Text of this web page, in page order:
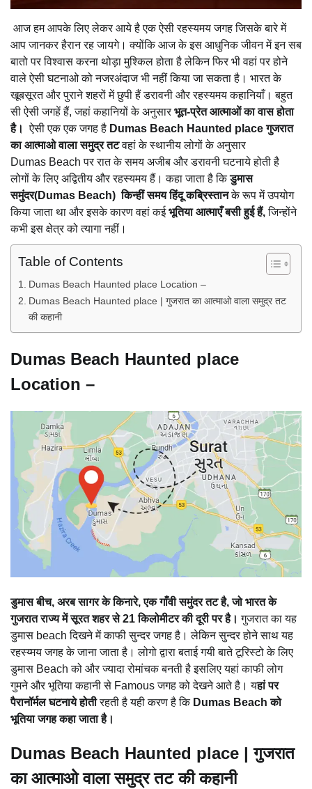
आज हम आपके लिए लेकर आये है एक ऐसी रहस्यमय जगह जिसके बारे में
आप जानकर हैरान रह जायगे। क्योंकि आज के इस आधुनिक जीवन में इन सब
बातो पर विश्वास करना थोड़ा मुश्किल होता है लेकिन फिर भी वहां पर होने
वाले ऐसी घटनाओ को नजरअंदाज भी नहीं किया जा सकता है। भारत के
खूबसूरत और पुराने शहरों में छुपी हैं डरावनी और रहस्यमय कहानियाँ। बहुत
सी ऐसी जगहें हैं, जहां कहानियों के अनुसारभूत-प्रेत आत्माओं का वास होता
है। ऐसी एकएक जगह है Dumas Beach Haunted place गुजरात
का आत्माओ वाला समुद्र तटवहां के स्थानीय लोगों केअनुसार
Dumas Beach पररात के समय अजीब और डरावनी घटनाये होती है
लोगों के लिए अद्वितीय और रहस्यमय हैं। कहा जाता है किडुमास
समुंदर(Dumas Beach) किन्हीं समय हिंदू कब्रिस्तानके रूप में उपयोग
किया जाता था और इसके कारण वहां कईभूतिया आत्माएँ बसी हुई हैं,जिन्होंने
कभी इस क्षेत्र को त्यागा नहीं।
Table of Contents
Dumas Beach Haunted place Location –
Dumas Beach Haunted place | गुजरात का आत्माओ वाला समुद्र तट
की कहानी
Dumas Beach Haunted place
Location –
डुमास बीच, अरब सागर के किनारे, एक गाँवी समुंदर तट है, जो भारत के
गुजरात राज्य में सूरत शहर से 21 किलोमीटर की दूरी पर है। गुजरात का यह
डुमास beach दिखने में काफी सुन्दर जगह है। लेकिन सुन्दर होने साथ यह
रहस्य्मयजगह के जाना जाता है। लोगो द्वारा बताई गयी बाते टूरिस्टो के लिए
डुमास Beach को औरज्यादा रोमांचक बनती है इसलिए यहां काफी लोग
गुमने और भूतिया कहानी से Famous जगह को देखने आते है। यहां पर
पैरानॉर्मल घटनाये होतीरहती है यही करण है कि Dumas Beach को
भूतिया जगह कहा जाता है।
Dumas Beach Haunted place | गुजरात
का आत्माओ वाला समुद्र तट की कहानी